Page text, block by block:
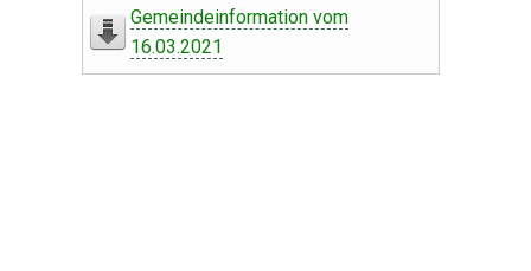
Leben in Oberdorf
Gemeindeinformation vom
16.03.2021